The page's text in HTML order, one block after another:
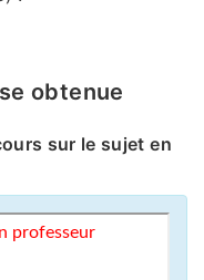
obtenue
sur le sujet en